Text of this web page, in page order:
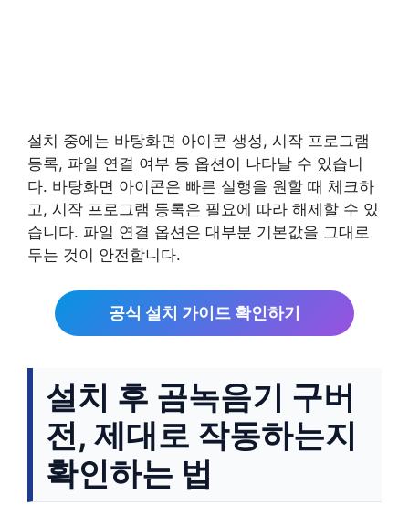
설치 중에는 바탕화면 아이콘 생성, 시작 프로그램
등록, 파일 연결 여부 등 옵션이 나타날 수 있습니
다. 바탕화면 아이콘은 빠른 실행을 원할 때 체크하
고, 시작 프로그램 등록은 필요에 따라 해제할 수 있
습니다. 파일 연결 옵션은 대부분 기본값을 그대로
두는 것이 안전합니다.
공식 설치 가이드 확인하기
설치 후 곰녹음기 구버
전, 제대로 작동하는지
확인하는 법